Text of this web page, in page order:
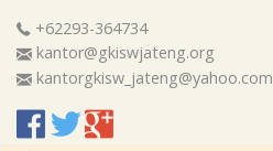
+62293-364734
kantor@gkiswjateng.org
kantorgkisw_jateng@yahoo.com